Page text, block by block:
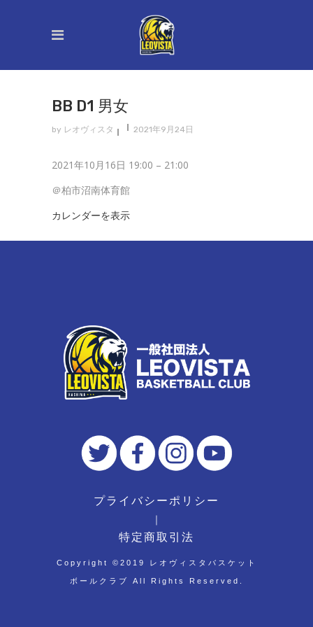
BB D1 男女
by レオヴィスタ 2021年9月24日
BB
D1
女
2021年10月16日 19:00 – 21:00
＠柏市沼南体育館
カレンダーを表示
プライバシーポリシー
｜
特定商取引法
Copyright ©︎2019 レオヴィスタバスケット
ボールクラブ All Rights Reserved.